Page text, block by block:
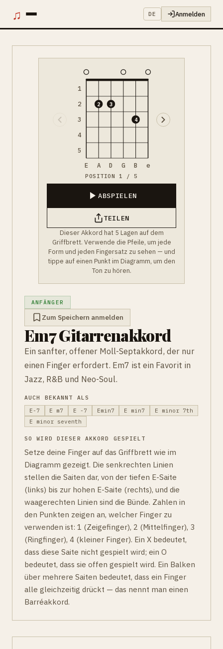
♫ DE Anmelden
1
2
3
4
5
2 3
4
E A D G B e
POSITION 1 / 5
ABSPIELEN
TEILEN
Dieser Akkord hat 5 Lagen auf dem
Griffbrett. Verwende die Pfeile, um jede
Form und jeden Fingersatz zu sehen — und
tippe auf einen Punkt im Diagramm, um den
Ton zu hören.
ANFÄNGER
Zum Speichern anmelden
Em7 Gitarrenakkord
Ein sanfter, offener Moll-Septakkord, der nur
einen Finger erfordert. Em7 ist ein Favorit in
Jazz, R&B und Neo-Soul.
AUCH BEKANNT ALS
E-7
E m7 E -7 Emin7 E min7
E minor 7th
E minor seventh
SO WIRD DIESER AKKORD GESPIELT
Setze deine Finger auf das Griffbrett wie im
Diagramm gezeigt. Die senkrechten Linien
stellen die Saiten dar, von der tiefen E-Saite
(links) bis zur hohen E-Saite (rechts), und die
waagerechten Linien sind die Bünde. Zahlen in
den Punkten zeigen an, welcher Finger zu
verwenden ist: 1 (Zeigefinger), 2 (Mittelfinger), 3
(Ringfinger), 4 (kleiner Finger). Ein X bedeutet,
dass diese Saite nicht gespielt wird; ein O
bedeutet, dass sie offen gespielt wird. Ein Balken
über mehrere Saiten bedeutet, dass ein Finger
alle gleichzeitig drückt — das nennt man einen
Barréakkord.